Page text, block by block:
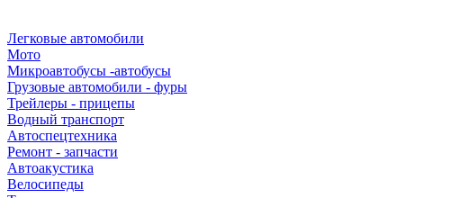
Легковые автомобили
Мото
Микроавтобусы -автобусы
Грузовые автомобили - фуры
Трейлеры - прицепы
Водный транспорт
Автоспецтехника
Ремонт - запчасти
Автоакустика
Велосипеды